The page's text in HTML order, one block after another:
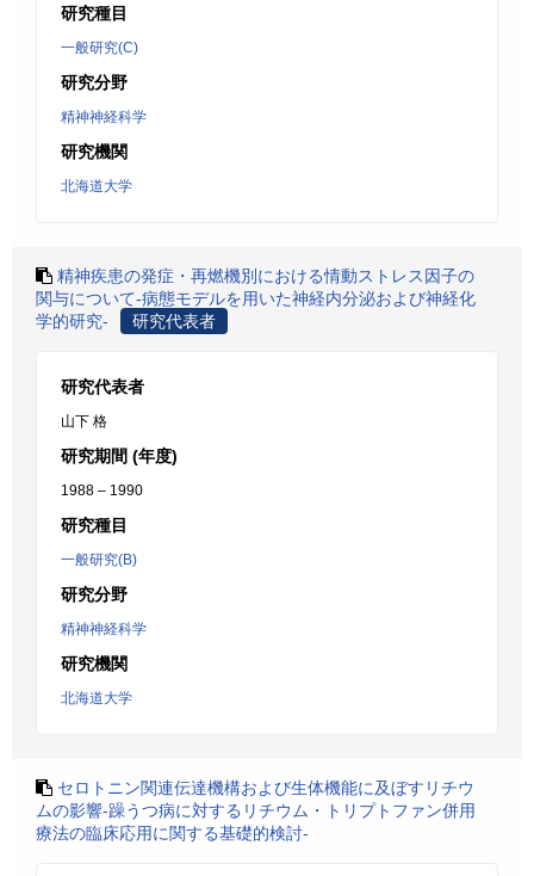
研究種目
一般研究(C)
研究分野
精神神経科学
研究機関
北海道大学
精神疾患の発症・再燃機別における情動ストレス因子の
関与について-病態モデルを用いた神経内分泌および神経化
学的研究-
研究代表者
研究代表者
山下 格
研究期間 (年度)
1988 – 1990
研究種目
一般研究(B)
研究分野
精神神経科学
研究機関
北海道大学
セロトニン関連伝達機構および生体機能に及ぼすリチウ
ムの影響-躁うつ病に対するリチウム・トリプトファン併用
療法の臨床応用に関する基礎的検討-